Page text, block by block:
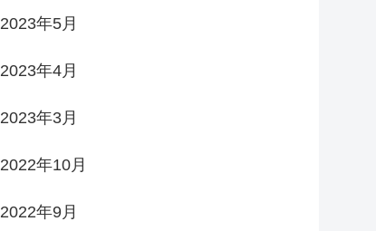
2023年5月
2023年4月
2023年3月
2022年10月
2022年9月